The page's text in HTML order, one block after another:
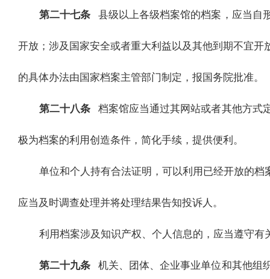
第二十七条 县级以上各级档案馆的档案，应当自
开放；涉及国家安全或者重大利益以及其他到期不宜
的具体办法由国家档案主管部门制定，报国务院批准。
第二十八条 档案馆应当通过其网站或者其他方式
极为档案的利用创造条件，简化手续，提供便利。
单位和个人持有合法证明，可以利用已经开放的
应当及时调查处理并将处理结果告知投诉人。
利用档案涉及知识产权、个人信息的，应当遵守有
第二十九条 机关、团体、企业事业单位和其他组